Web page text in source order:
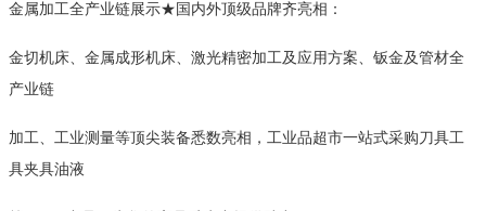
金属加工全产业链展示★国内外顶级品牌齐亮相：
金切机床、金属成形机床、激光精密加工及应用方案、钣金及管材全
产业链
加工、工业测量等顶尖装备悉数亮相，工业品超市一站式采购刀具工
具夹具油液